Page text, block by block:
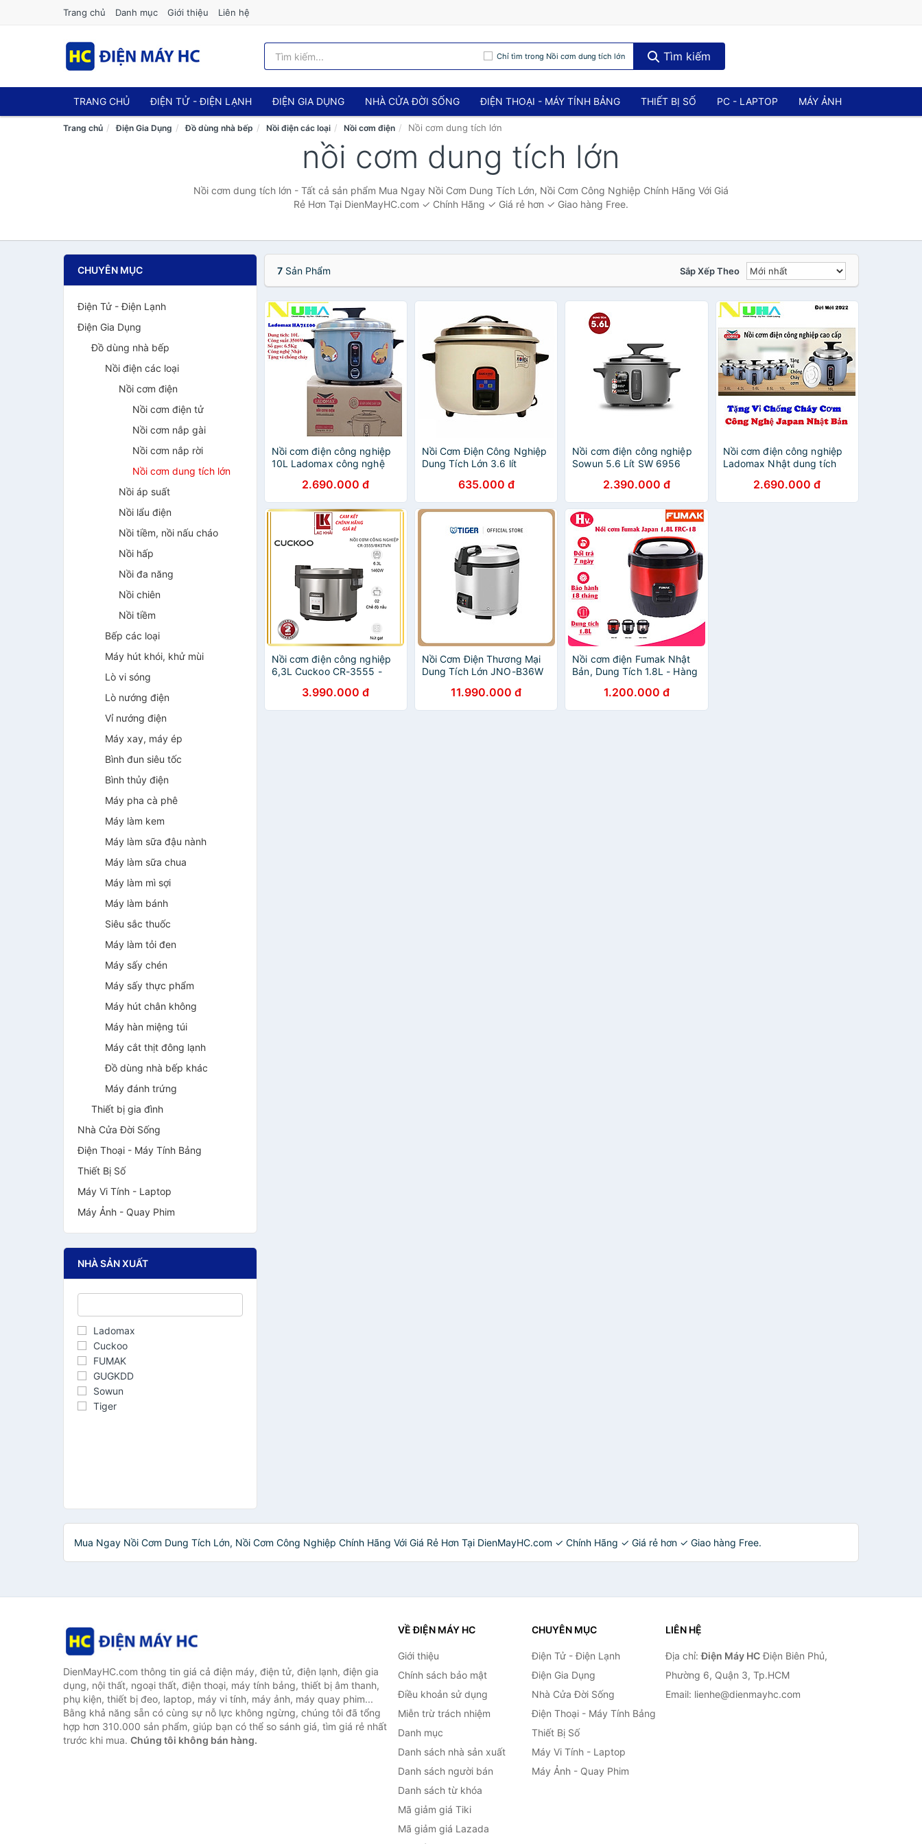
Trang chủ Danh mục Giới thiệu Liên hệ
Chỉ tìm trong Nồi cơm dung tích lớn Tìm kiếm
TRANG CHỦ ĐIỆN TỬ - ĐIỆN LẠNH ĐIỆN GIA DỤNG NHÀ CỬA ĐỜI SỐNG ĐIỆN THOẠI - MÁY TÍNH BẢNG THIẾT BỊ SỐ PC - LAPTOP MÁY ẢNH
Trang chủ Điện Gia Dụng Đồ dùng nhà bếp Nồi điện các loại Nồi cơm điện Nồi cơm dung tích lớn
nồi cơm dung tích lớn
Nồi cơm dung tích lớn - Tất cả sản phẩm Mua Ngay Nồi Cơm Dung Tích Lớn, Nồi Cơm Công Nghiệp Chính Hãng Với Giá
Rẻ Hơn Tại DienMayHC.com ✓ Chính Hãng ✓ Giá rẻ hơn ✓ Giao hàng Free.
CHUYÊN MỤC
Điện Tử - Điện Lạnh
Điện Gia Dụng
Đồ dùng nhà bếp
Nồi điện các loại
Nồi cơm điện
Nồi cơm điện tử
Nồi cơm nắp gài
Nồi cơm nắp rời
Nồi cơm dung tích lớn
Nồi áp suất
Nồi lẩu điện
Nồi tiềm, nồi nấu cháo
Nồi hấp
Nồi đa năng
Nồi chiên
Nồi tiềm
Bếp các loại
Máy hút khói, khử mùi
Lò vi sóng
Lò nướng điện
Vỉ nướng điện
Máy xay, máy ép
Bình đun siêu tốc
Bình thủy điện
Máy pha cà phê
Máy làm kem
Máy làm sữa đậu nành
Máy làm sữa chua
Máy làm mì sợi
Máy làm bánh
Siêu sắc thuốc
Máy làm tỏi đen
Máy sấy chén
Máy sấy thực phẩm
Máy hút chân không
Máy hàn miệng túi
Máy cắt thịt đông lạnh
Đồ dùng nhà bếp khác
Máy đánh trứng
Thiết bị gia đình
Nhà Cửa Đời Sống
Điện Thoại - Máy Tính Bảng
Thiết Bị Số
Máy Vi Tính - Laptop
Máy Ảnh - Quay Phim
NHÀ SẢN XUẤT
Ladomax
Cuckoo
FUMAK
GUGKDD
Sowun
Tiger
7Sản Phẩm Sắp Xếp Theo
Nồi cơm điện công nghiệp
10L Ladomax công nghệ
chống cơm cháy kèm vỉ
hấp inox-Hàng chính hãng
2.690.000 đ
Nồi Cơm Điện Công Nghiệp
Dung Tích Lớn 3.6 lít
- Hàng Chính Hãng
635.000 đ
Nồi cơm điện công nghiệp
Sowun 5.6 Lít SW 6956
2.390.000 đ
Nồi cơm điện công nghiệp
Ladomax Nhật dung tích
vỉ hấp chống cháy cơm-
Hàng chính hãng
2.690.000 đ
Nồi cơm điện công nghiệp
6,3L Cuckoo CR-3555 -
24 tháng3.990.000 đ
Nồi Cơm Điện Thương Mại
Dung Tích Lớn JNO-B36W
11.990.000 đ
Nồi cơm điện Fumak Nhật
Bản, Dung Tích 1.8L - Hàng
1.200.000 đ
Mua Ngay Nồi Cơm Dung Tích Lớn, Nồi Cơm Công Nghiệp Chính Hãng Với Giá Rẻ Hơn Tại DienMayHC.com ✓ Chính Hãng ✓ Giá rẻ hơn ✓ Giao hàng Free.
DienMayHC.com thông tin giá cả điện máy, điện tử, điện lạnh, điện gia
dụng, nội thất, ngoại thất, điện thoại, máy tính bảng, thiết bị âm thanh,
phụ kiện, thiết bị đeo, laptop, máy vi tính, máy ảnh, máy quay phim...
Bằng khả năng sẵn có cùng sự nỗ lực không ngừng, chúng tôi đã tổng
hợp hơn 310.000 sản phẩm, giúp bạn có thể so sánh giá, tìm giá rẻ nhất
trước khi mua. Chúng tôi không bán hàng.
VỀ ĐIỆN MÁY HC
Giới thiệu
Chính sách bảo mật
Điều khoản sử dụng
Miễn trừ trách nhiệm
Danh mục
Danh sách nhà sản xuất
Danh sách người bán
Danh sách từ khóa
Mã giảm giá Tiki
Mã giảm giá Lazada
CHUYÊN MỤC
Điện Tử - Điện Lạnh
Điện Gia Dụng
Nhà Cửa Đời Sống
Điện Thoại - Máy Tính Bảng
Thiết Bị Số
Máy Vi Tính - Laptop
Máy Ảnh - Quay Phim
LIÊN HỆ
Địa chỉ:Điện Máy HCĐiện Biên Phủ,
Phường 6, Quận 3, Tp.HCM
Email: lienhe@dienmayhc.com